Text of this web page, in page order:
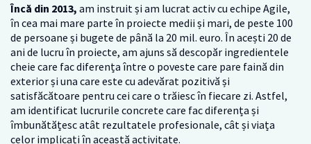
Încă din 2013, am instruit și am lucrat activ cu echipe Agile,
în cea mai mare parte în proiecte medii și mari, de peste 100
de persoane și bugete de până la 20 mil. euro. În acești 20 de
ani de lucru în proiecte, am ajuns să descopăr ingredientele
cheie care fac diferența între o poveste care pare faină din
exterior și una care este cu adevărat pozitivă și
satisfăcătoare pentru cei care o trăiesc în fiecare zi. Astfel,
am identificat lucrurile concrete care fac diferența și
îmbunătățesc atât rezultatele profesionale, cât și viața
celor implicați în această activitate.